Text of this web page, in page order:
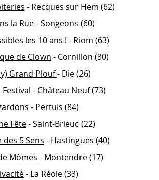
- Recques sur Hem (62)
la Rue-Songeons (60)
les 10 ans ! - Riom (63)
de Clown - Cornillon (30)
Grand Plouf- Die (26)
Festival - Château Neuf (73)
- Pertuis (84)
Fête- Saint-Brieuc (22)
des 5 Sens - Hastingues (40)
Mômes - Montendre (17)
- La Réole (33)